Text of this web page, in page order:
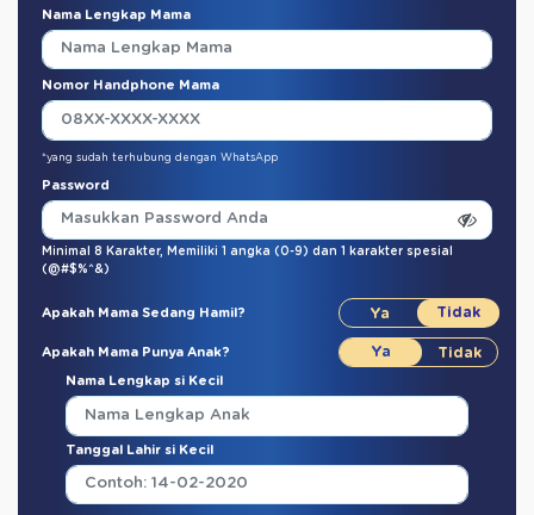
Nama Lengkap Mama
Nomor Handphone Mama
*yang sudah terhubung dengan WhatsApp
Password
Minimal 8 Karakter, Memiliki 1 angka (0-9) dan 1 karakter spesial
(@#$%^&)
Apakah Mama Sedang Hamil?
Apakah Mama Punya Anak?
Nama Lengkap si Kecil
Tanggal Lahir si Kecil